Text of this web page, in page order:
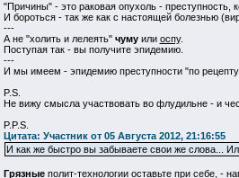
"Причины" - это раковая опухоль - преступность,
И бороться - так же как с настоящей болезнью
---
А не "холить и лелеять" чумуили оспу.
Поступая так - вы получите эпидемию.
---
И мы имеем - эпидемию преступности "по
P.S.
Не вижу смысла участвовать во флудильне - и
P.P.S.
Цитата: Участник от 05 Августа 2012, 21:16:55
И как же быстро вы забываете свои же слова...
Грязныеполит-технологии оставьте при себе, -